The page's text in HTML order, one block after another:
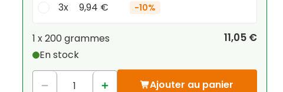
3x 9,94 € -10%
1x 0,00 €
1 x200 grammes
En stock
11,05 €
Ajouter au panier